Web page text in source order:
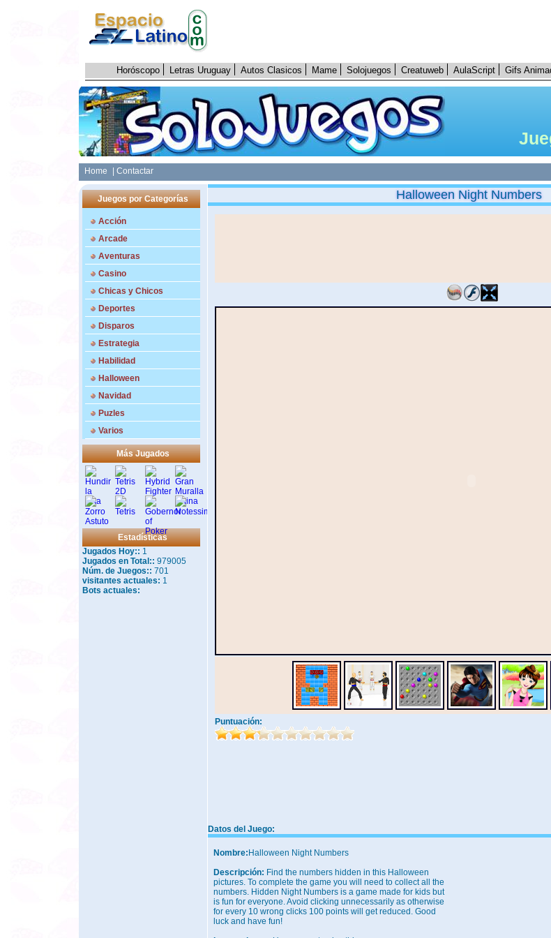
Horóscopo Letras Uruguay Autos Clasicos Mame Solojuegos Creatuweb AulaScript Gifs
Home | Contactar
Juegos por Categorías
Acción
Arcade
Aventuras
Casino
Chicas y Chicos
Deportes
Disparos
Estrategia
Habilidad
Halloween
Navidad
Puzles
Varios
Más Jugados
Estadísticas
Jugados Hoy:: 1
Jugados en Total:: 979005
Núm. de Juegos:: 701
visitantes actuales: 1
Bots actuales:
Halloween Night Numbers
Puntuación:
Datos del Juego:
Nombre: Halloween Night Numbers
Descripción: Find the numbers hidden in this Halloween
pictures. To complete the game you will need to collect all the
numbers. Hidden Night Numbers is a game made for kids but
is fun for everyone. Avoid clicking unnecessarily as otherwise
for every 10 wrong clicks 100 points will get reduced. Good
luck and have fun!